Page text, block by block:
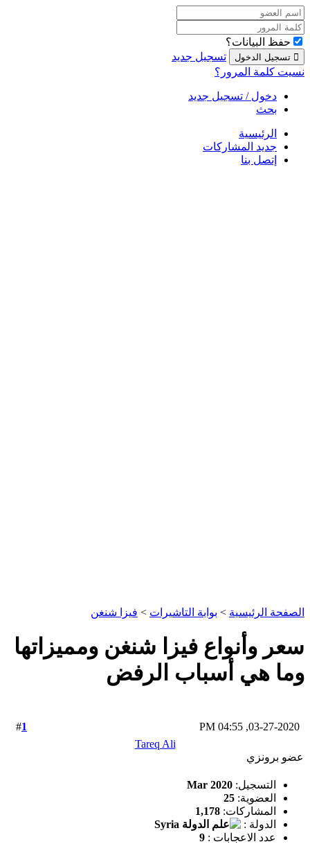
حفظ البيانات؟
تسجيل جديد
نسيت كلمة المرور؟
دخول / تسجيل جديد
بحث
الرئيسية
جديد المشاركات
إتصل بنا
الصفحة الرئيسية > بوابة التاشيرات > فيزا شنغن
سعر وأنواع فيزا شنغن ومميزاتها
وما هي أسباب الرفض
1
03-27-2020, 04:55 PM
Tareq Ali
عضو برونزي
التسجيل: Mar 2020
العضوية: 25
المشاركات: 1,178
الدولة :
عدد الاعجابات : 9